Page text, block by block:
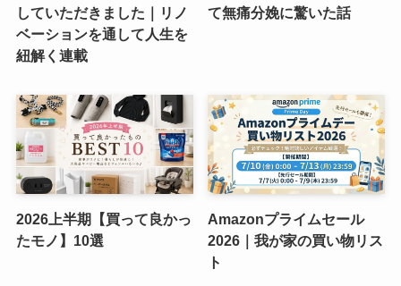
していただきました｜リノ
ベーションを通して人生を
紐解く連載
て無痛分娩に驚いた話
2026上半期【買って良かっ
たモノ】10選
Amazonプライムセール
2026｜我が家の買い物リス
ト